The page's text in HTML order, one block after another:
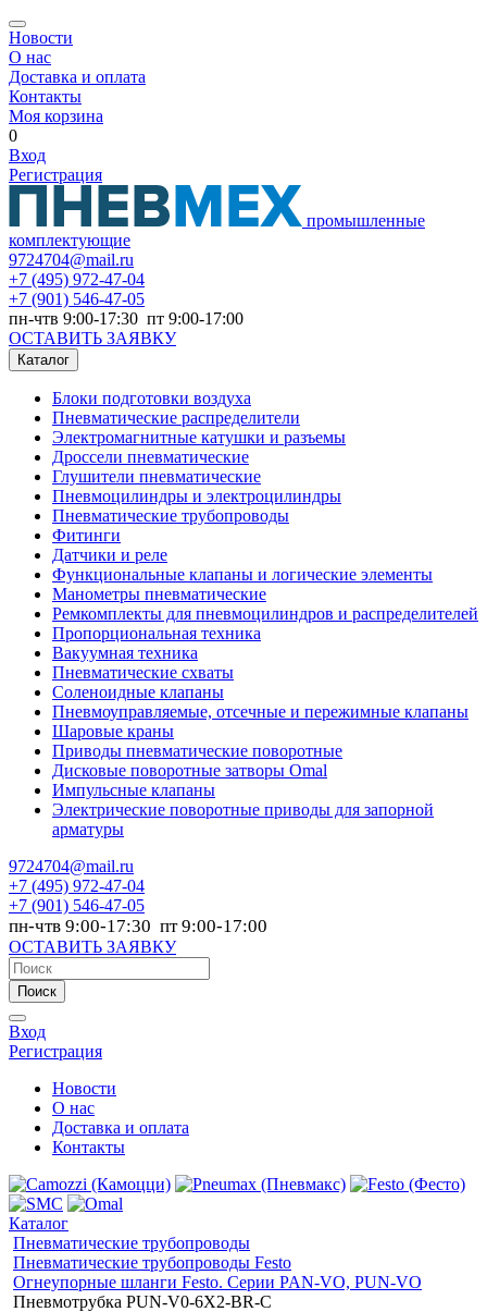
Новости
О нас
Доставка и оплата
Контакты
Моя корзина
0
Вход
Регистрация
промышленные
комплектующие
9724704@mail.ru
+7 (495) 972-47-04
+7 (901) 546-47-05
пн-чтв 9:00-17:30 пт 9:00-17:00
ОСТАВИТЬ ЗАЯВКУ
Каталог
Блоки подготовки воздуха
Пневматические распределители
Электромагнитные катушки и разъемы
Дроссели пневматические
Глушители пневматические
Пневмоцилиндры и электроцилиндры
Пневматические трубопроводы
Фитинги
Датчики и реле
Функциональные клапаны и логические элементы
Манометры пневматические
Ремкомплекты для пневмоцилиндров и распределителей
Пропорциональная техника
Вакуумная техника
Пневматические схваты
Соленоидные клапаны
Пневмоуправляемые, отсечные и пережимные клапаны
Шаровые краны
Приводы пневматические поворотные
Дисковые поворотные затворы Omal
Импульсные клапаны
Электрические поворотные приводы для запорной
арматуры
9724704@mail.ru
+7 (495) 972-47-04
+7 (901) 546-47-05
пн-чтв 9:00-17:30 пт 9:00-17:00
ОСТАВИТЬ ЗАЯВКУ
Поиск
Вход
Регистрация
Новости
О нас
Доставка и оплата
Контакты
Каталог
Пневматические трубопроводы
Пневматические трубопроводы Festo
Огнеупорные шланги Festo. Серии PAN-VO, PUN-VO
Пневмотрубка PUN-V0-6X2-BR-C